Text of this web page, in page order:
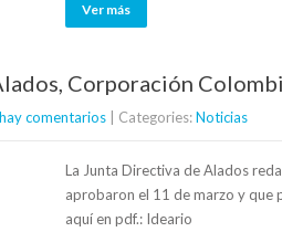
Ver más
Corporación
comentarios | Categories:Noticias
La Junta Directiva de Alados
aprobaron el 11 de marzo y que
aquí en pdf.: Ideario